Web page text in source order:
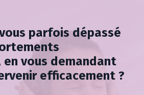
parfois dépassé
en vous demandant
efficacement ?